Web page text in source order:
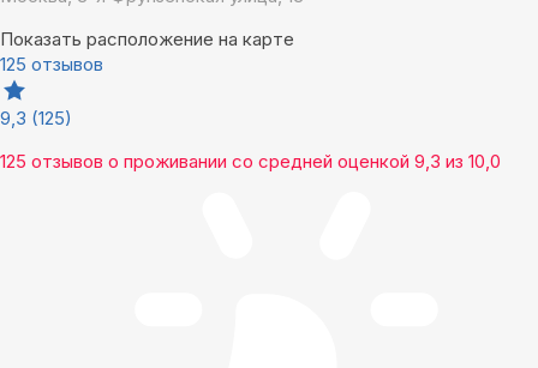
Показать расположение на карте
125 отзывов
9,3 (125)
125 отзывов о проживании со средней оценкой 9,3 из 10,0